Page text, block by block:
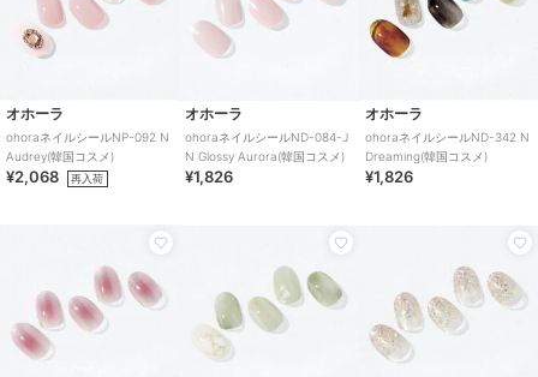
オホーラ
ohoraネイルシールNP-092 N
Audrey(韓国コスメ)
¥2,068 再入荷
オホーラ
ohoraネイルシールND-084-J
N Glossy Aurora(韓国コスメ)
¥1,826
オホーラ
ohoraネイルシールND-342 N
Dreaming(韓国コスメ)
¥1,826